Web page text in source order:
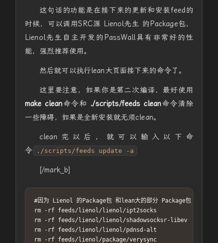
这句话的功能是在接下来的更新和安装feed的
时候，可以调用SRC源 Lienol先生 的Package包，
Lienol先生自主开发的PassWall具有非常好的性
能，强烈推荐使用。
然后就可以执行lean大页面接下来的命令了。
这里要注意，如果你是第二次编译，最好使用
make clean命令和 ./scripts/feeds clean命令清除
一些障碍，如果是全新安装就无须clean。
clean完以后，就可以输入以下命
令
./scripts/feeds update -a
[/mark_b]
#因为 Lienol 的Package包 和lean大的部分 Package包 冲突，
rm -rf feeds/lienol/lienol/ipt2socks
rm -rf feeds/lienol/lienol/shadowsocksr-libev
rm -rf feeds/lienol/lienol/pdnsd-alt
rm -rf feeds/lienol/package/verysync